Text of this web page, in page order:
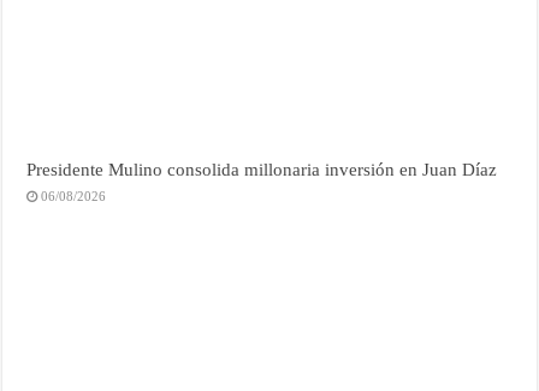
Presidente Mulino consolida millonaria inversión en Juan Díaz
06/08/2026